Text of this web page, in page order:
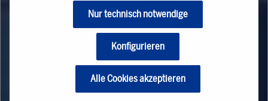
Nur technisch notwendige
Konfigurieren
Alle Cookies akzeptieren